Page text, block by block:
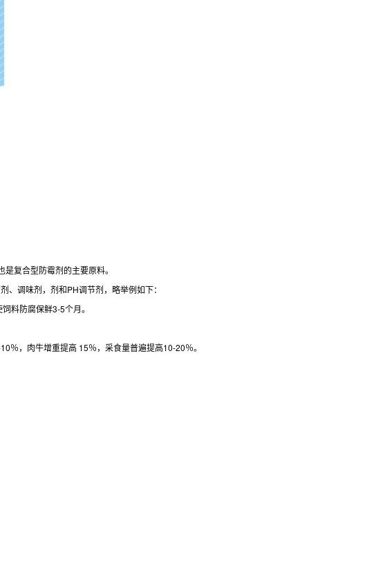
复合型防霉剂的主要原料。
调味剂，剂和PH调节剂，略举例如下：
料防腐保鲜3-5个月。
，肉牛增重提高 15％，采食量普遍提高10-20％。